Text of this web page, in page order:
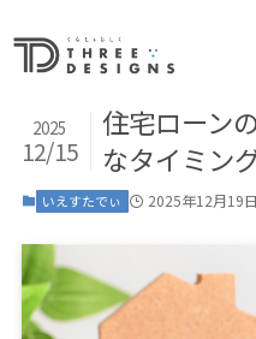
住宅ローン
なタイミン
2025
12/15
いえすたでぃ 2025年12月19日